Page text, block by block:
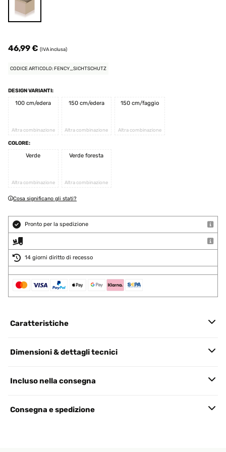
46,99 € (IVA inclusa)
CODICE ARTICOLO: FENCY_SICHTSCHUTZ
DESIGN VARIANTI:
100 cm/edera
Altra combinazione
150 cm/edera
Altra combinazione
150 cm/faggio
Altra combinazione
COLORE:
Verde
Altra combinazione
Verde foresta
Altra combinazione
Cosa significano gli stati?
Pronto per la spedizione
14 giorni diritto di recesso
Caratteristiche
Dimensioni & dettagli tecnici
Incluso nella consegna
Consegna e spedizione